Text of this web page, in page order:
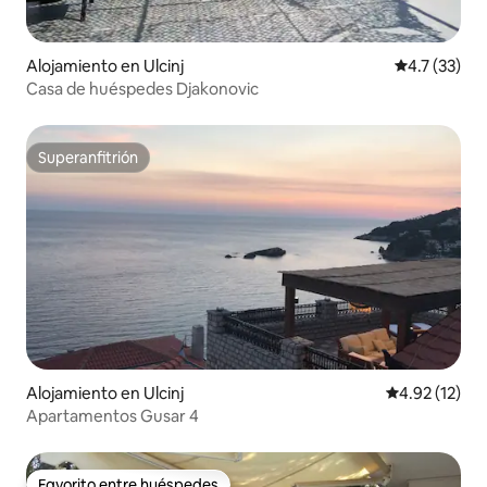
Alojamiento en Ulcinj Calificación
4.7 (33)
Casa de huéspedes Djakonovic
Superanfitrión
Superanfitrión
Alojamiento en Ulcinj Calificación
4.92 (12)
Apartamentos Gusar 4